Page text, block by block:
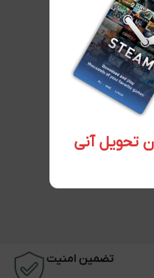
تضمین امنیت